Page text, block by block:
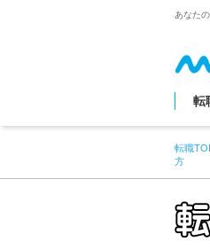
あなた
転
転職
方